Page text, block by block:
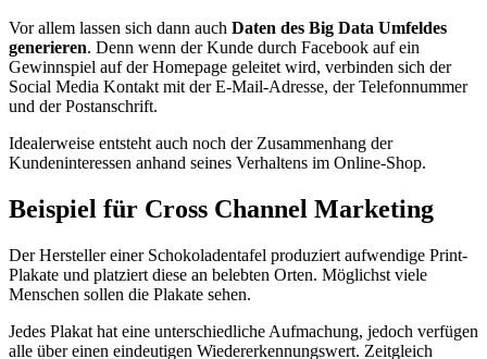
Vor allem lassen sich dann auch Daten des Big Data Umfeldes
generieren. Denn wenn der Kunde durch Facebook auf ein
Gewinnspiel auf der Homepage geleitet wird, verbinden sich der
Social Media Kontakt mit der E-Mail-Adresse, der Telefonnummer
und der Postanschrift.
Idealerweise entsteht auch noch der Zusammenhang der
Kundeninteressen anhand seines Verhaltens im Online-Shop.
Beispiel für Cross Channel Marketing
Der Hersteller einer Schokoladentafel produziert aufwendige Print-
Plakate und platziert diese an belebten Orten. Möglichst viele
Menschen sollen die Plakate sehen.
Jedes Plakat hat eine unterschiedliche Aufmachung, jedoch verfügen
alle über einen eindeutigen Wiedererkennungswert. Zeitgleich